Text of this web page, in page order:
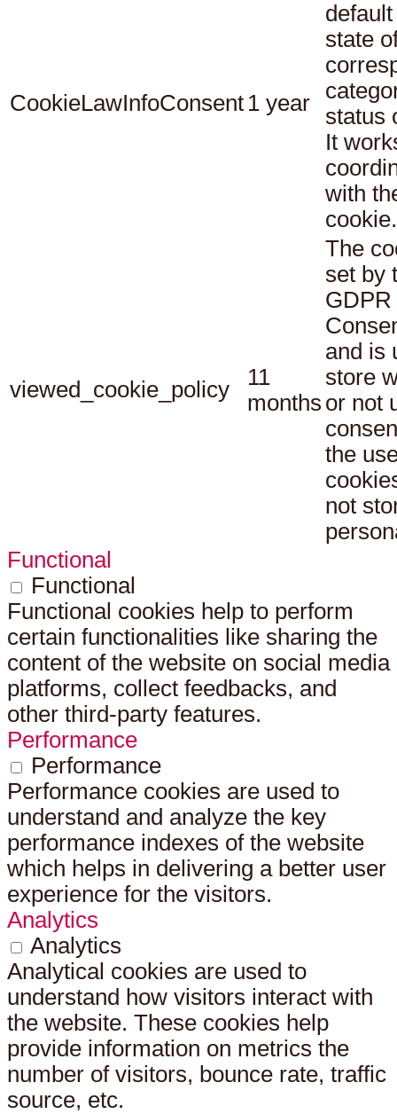
CookieLawInfoConsent 1 year
state
status
It
with
cookie.
viewed_cookie_policy
11
months
The
set by
and is
store
or not
the
not
Functional
Functional
Functional cookies help to perform
certain functionalities like sharing the
content of the website on social media
platforms, collect feedbacks, and
other third-party features.
Performance
Performance
Performance cookies are used to
understand and analyze the key
performance indexes of the website
which helps in delivering a better user
experience for the visitors.
Analytics
Analytics
Analytical cookies are used to
understand how visitors interact with
the website. These cookies help
provide information on metrics the
number of visitors, bounce rate, traffic
source, etc.